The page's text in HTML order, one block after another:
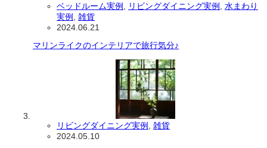
ベッドルーム実例 リビングダイニング実例
水まわり
実例
雑貨
2024.06.21
マリンライクのインテリアで旅行気分♪
リビングダイニング実例
雑貨
2024.05.10